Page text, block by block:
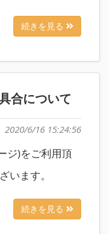
続きを見る
合について
2020/6/16 15:24:56
ジ)をご利用頂
います。
続きを見る